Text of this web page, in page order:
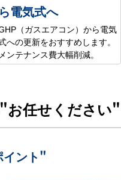
ら電気式へ
（ガスエアコン）から電気
への更新をおすすめします。
メンテナンス費大幅削減。
"お任せください"
ント"